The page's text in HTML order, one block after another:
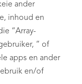
ander
inhoud en
“Array-
” of
apps en ander
en/of